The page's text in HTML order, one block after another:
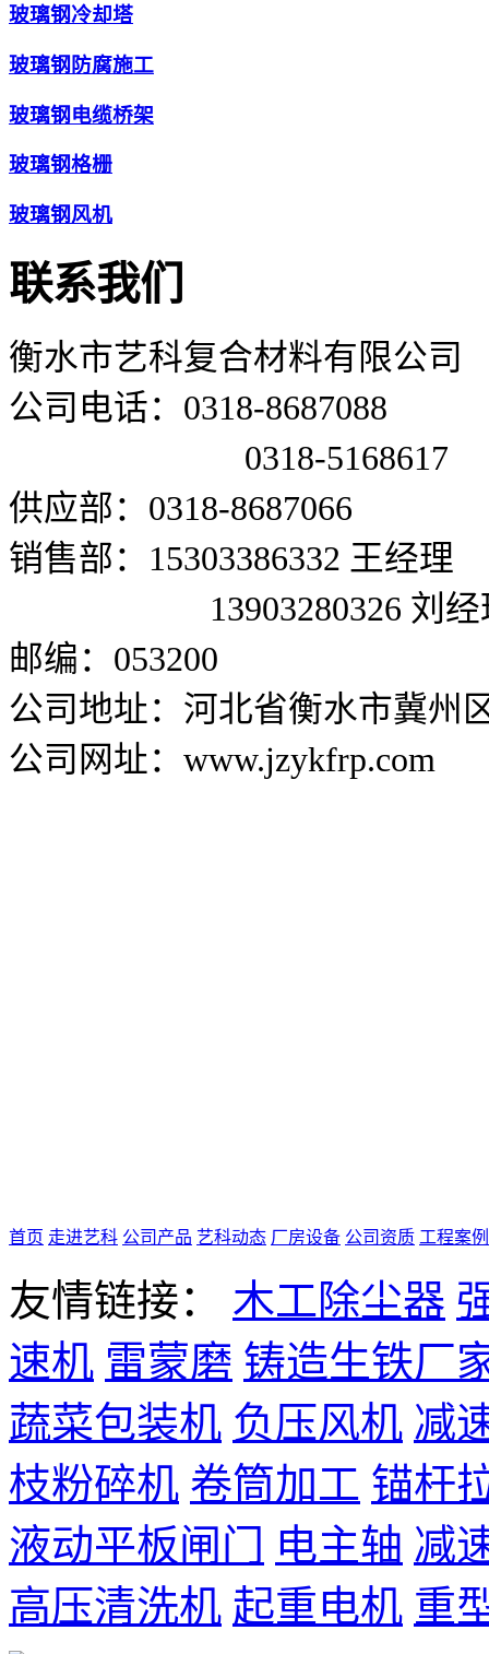
玻璃钢冷却塔
玻璃钢防腐施工
玻璃钢电缆桥架
玻璃钢格栅
玻璃钢风机
联系我们
衡水市艺科复合材料有限公司
公司电话：0318-8687088
0318-5168617
供应部：0318-8687066
销售部：15303386332 王经理
13903280326 刘经
邮编：053200
公司地址：河北省衡水市冀州
公司网址：www.jzykfrp.com
首页 走进艺科 公司产品 艺科动态 厂房设备 公司资质 工程案例
友情链接： 木工除尘器
速机 雷蒙磨 铸造生铁厂
蔬菜包装机 负压风机 减
枝粉碎机 卷筒加工 锚杆
液动平板闸门 电主轴 减
高压清洗机 起重电机 重